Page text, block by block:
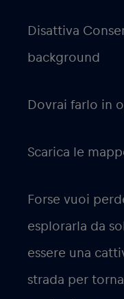
Disattiva
background
Dovrai farlo in
Scarica le
Forse vuoi
esplorarla da
essere una
strada per